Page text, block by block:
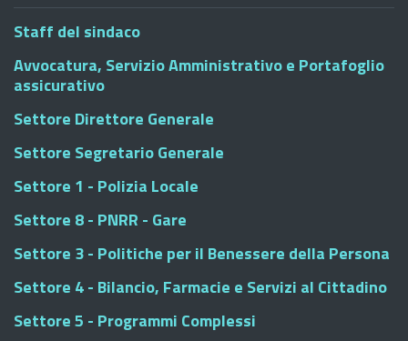
Staff del sindaco
Avvocatura, Servizio Amministrativo e Portafoglio
assicurativo
Settore Direttore Generale
Settore Segretario Generale
Settore 1 - Polizia Locale
Settore 8 - PNRR - Gare
Settore 3 - Politiche per il Benessere della Persona
Settore 4 - Bilancio, Farmacie e Servizi al Cittadino
Settore 5 - Programmi Complessi